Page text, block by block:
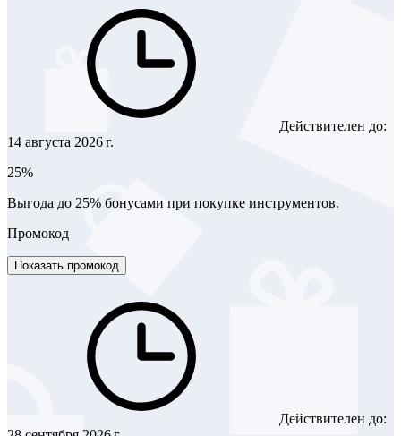
Действителен до:
14 августа 2026 г.
25%
Выгода до 25% бонусами при покупке инструментов.
Промокод
Показать промокод
Действителен до: